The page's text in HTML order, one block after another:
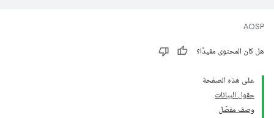
AOSP
هل كان المحتوى مفيدًا؟
على هذه الصفحة
حقول البيانات
وصف مفصّل